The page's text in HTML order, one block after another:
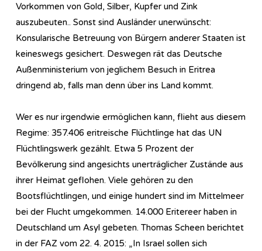
Vorkommen von Gold, Silber, Kupfer und Zink
auszubeuten.. Sonst sind Ausländer unerwünscht:
Konsularische Betreuung von Bürgern anderer Staaten ist
keineswegs gesichert. Deswegen rät das Deutsche
Außenministerium von jeglichem Besuch in Eritrea
dringend ab, falls man denn über ins Land kommt.
Wer es nur irgendwie ermöglichen kann, flieht aus diesem
Regime: 357.406 eritreische Flüchtlinge hat das UN
Flüchtlingswerk gezählt. Etwa 5 Prozent der
Bevölkerung sind angesichts unerträglicher Zustände aus
ihrer Heimat geflohen. Viele gehören zu den
Bootsflüchtlingen, und einige hundert sind im Mittelmeer
bei der Flucht umgekommen. 14.000 Eritereer haben in
Deutschland um Asyl gebeten. Thomas Scheen berichtet
in der FAZ vom 22. 4. 2015: „In Israel sollen sich